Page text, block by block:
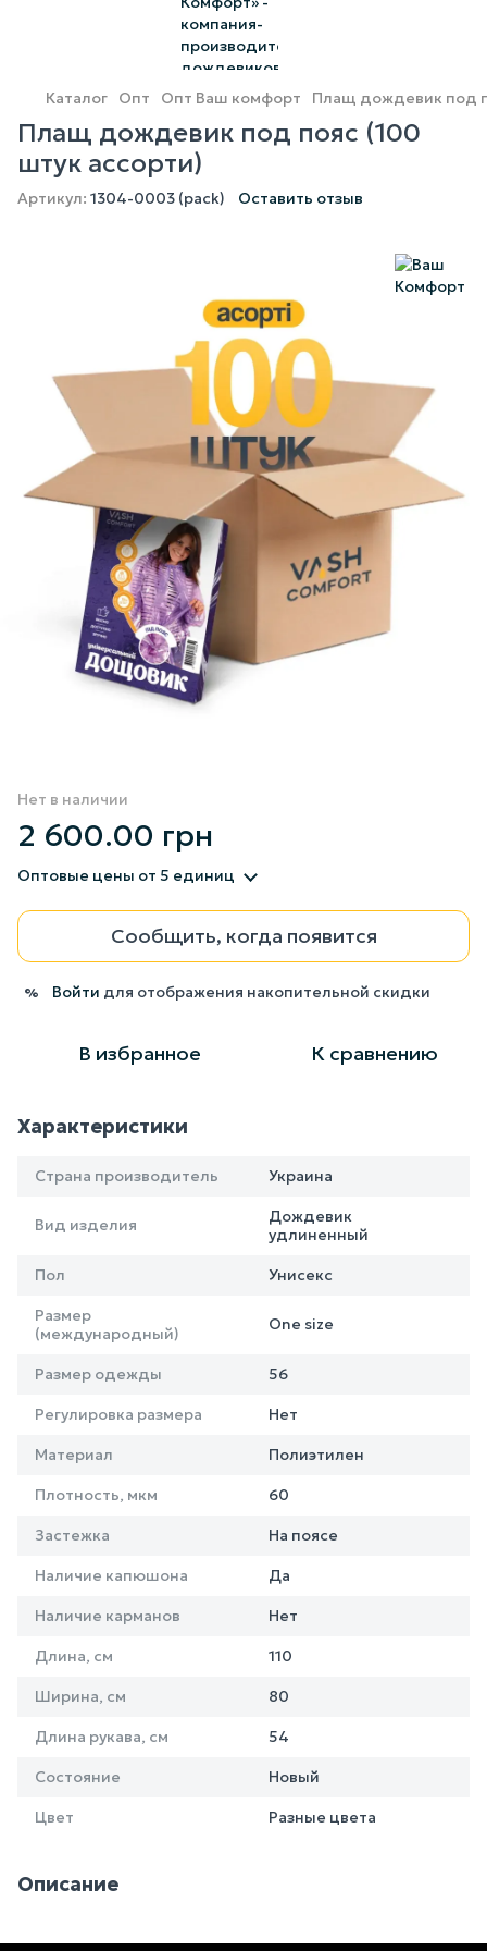
Каталог Опт Опт Ваш комфорт Плащ дождевик под
Плащ дождевик под пояс (100
штук ассорти)
Артикул: 1304-0003 (pack) Оставить отзыв
Нет в наличии
2 600.00 грн
Оптовые цены от 5 единиц
Сообщить, когда появится
% Войти для отображения накопительной скидки
В избранное К сравнению
Характеристики
Страна производитель Украина
Вид изделия
Дождевик
удлиненный
Пол Унисекс
Размер
(международный)
One size
Размер одежды 56
Регулировка размера Нет
Материал Полиэтилен
Плотность, мкм 60
Застежка На поясе
Наличие капюшона Да
Наличие карманов Нет
Длина, см 110
Ширина, см 80
Длина рукава, см 54
Состояние Новый
Цвет Разные цвета
Описание